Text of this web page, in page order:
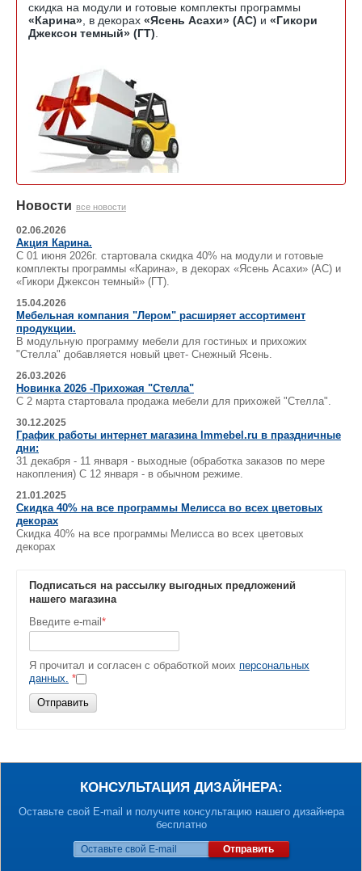
скидка на модули и готовые комплекты программы
«Карина» , в декорах «Ясень Асахи» (АС) и «Гикори
Джексон темный» (ГТ)
Новости все новости
02.06.2026
Акция Карина.
С 01 июня 2026г. стартовала скидка 40% на модули и готовые
комплекты программы «Карина», в декорах «Ясень Асахи» (АС) и
«Гикори Джексон темный» (ГТ).
15.04.2026
Мебельная компания "Лером" расширяет ассортимент
продукции.
В модульную программу мебели для гостиных и прихожих
"Стелла" добавляется новый цвет- Снежный Ясень.
26.03.2026
Новинка 2026 -Прихожая "Стелла"
С 2 марта стартовала продажа мебели для прихожей "Стелла".
30.12.2025
График работы интернет магазина lmmebel.ru в праздничные
дни:
31 декабря - 11 января - выходные (обработка заказов по мере
накопления) С 12 января - в обычном режиме.
21.01.2025
Скидка 40% на все программы Мелисса во всех цветовых
декорах
Скидка 40% на все программы Мелисса во всех цветовых
декорах
Подписаться на рассылку выгодных предложений
нашего магазина
Введите e-mail *
Я прочитал и согласен с обработкой моих персональных
данных. *
Отправить
КОНСУЛЬТАЦИЯ ДИЗАЙНЕРА:
Оставьте свой E-mail и получите консультацию нашего дизайнера
бесплатно
Отправить